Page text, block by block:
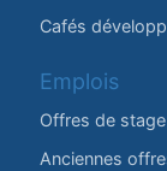
Cafés
Emplois
Offres de stage
Anciennes